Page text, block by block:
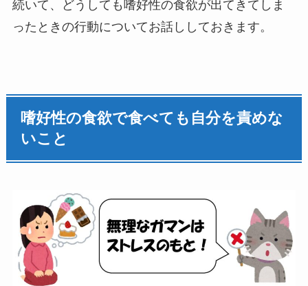
続いて、どうしても嗜好性の食欲が出てきてしま
ったときの行動についてお話ししておきます。
嗜好性の食欲で食べても自分を責めな
いこと